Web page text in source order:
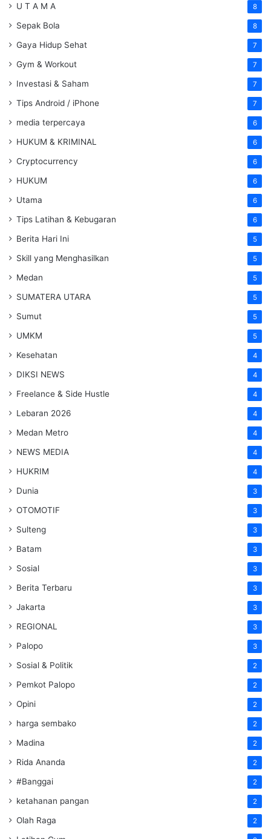
U T A M A 8
Sepak Bola 8
Gaya Hidup Sehat 7
Gym & Workout 7
Investasi & Saham 7
Tips Android / iPhone 7
media terpercaya 6
HUKUM & KRIMINAL 6
Cryptocurrency 6
HUKUM 6
Utama 6
Tips Latihan & Kebugaran 6
Berita Hari Ini 5
Skill yang Menghasilkan 5
Medan 5
SUMATERA UTARA 5
Sumut 5
UMKM 5
Kesehatan 4
DIKSI NEWS 4
Freelance & Side Hustle 4
Lebaran 2026 4
Medan Metro 4
NEWS MEDIA 4
HUKRIM 4
Dunia 3
OTOMOTIF 3
Sulteng 3
Batam 3
Sosial 3
Berita Terbaru 3
Jakarta 3
REGIONAL 3
Palopo 3
Sosial & Politik 2
Pemkot Palopo 2
Opini 2
harga sembako 2
Madina 2
Rida Ananda 2
#Banggai 2
ketahanan pangan 2
Olah Raga 2